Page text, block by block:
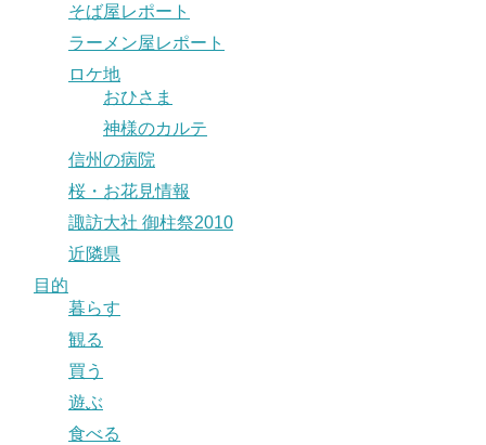
そば屋レポート
ラーメン屋レポート
ロケ地
おひさま
神様のカルテ
信州の病院
桜・お花見情報
諏訪大社 御柱祭2010
近隣県
目的
暮らす
観る
買う
遊ぶ
食べる